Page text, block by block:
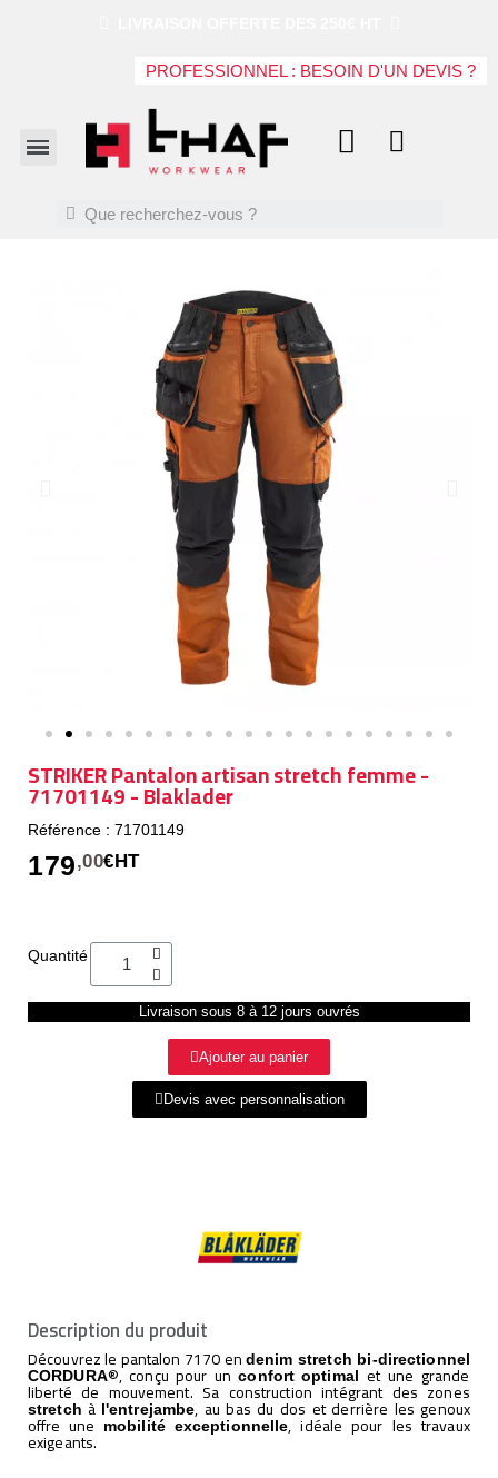
PROFESSIONNEL : BESOIN D'UN DEVIS ?
STRIKER Pantalon artisan stretch femme -
71701149 - Blaklader
Référence : 71701149
179,00€HT
Quantité
Livraison sous 8 à 12 jours ouvrés
Ajouter au panier
Devis avec personnalisation
Description du produit
Découvrez le pantalon 7170 en denim stretch bi-directionnel
CORDURA®, conçu pour unconfort optimal et une grande
liberté de mouvement. Sa construction intégrant des zones
stretch à l'entrejambe, au bas du dos et derrière les genoux
offre une mobilité exceptionnelle, idéale pour les travaux
exigeants.